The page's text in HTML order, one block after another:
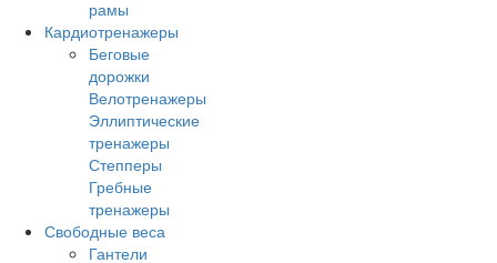
рамы
Кардиотренажеры
Беговые
дорожки
Велотренажеры
Эллиптические
тренажеры
Степперы
Гребные
тренажеры
Свободные веса
Гантели